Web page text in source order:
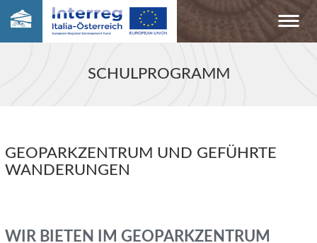
SCHULPROGRAMM
GEOPARKZENTRUM UND GEFÜHRTE
WANDERUNGEN
WIR BIETEN IM GEOPARKZENTRUM